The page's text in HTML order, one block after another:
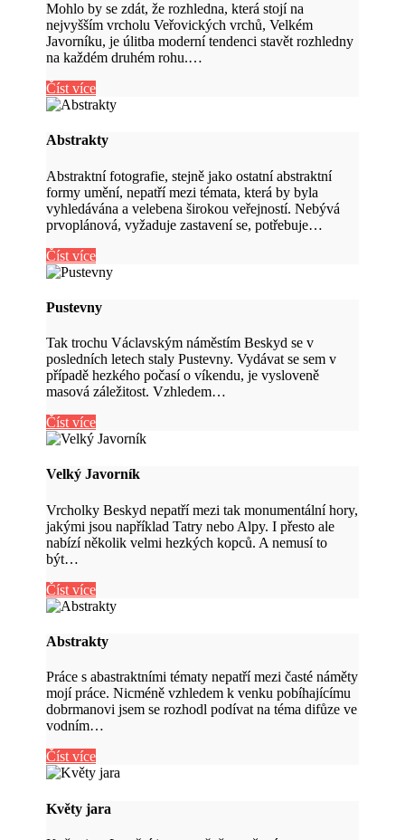
Mohlo by se zdát, že rozhledna, která stojí na
nejvyšším vrcholu Veřovických vrchů, Velkém
Javorníku, je úlitba moderní tendenci stavět rozhledny
na každém druhém rohu.…
Číst více
Abstrakty
Abstraktní fotografie, stejně jako ostatní abstraktní
formy umění, nepatří mezi témata, která by byla
vyhledávána a velebena širokou veřejností. Nebývá
prvoplánová, vyžaduje zastavení se, potřebuje…
Číst více
Pustevny
Tak trochu Václavským náměstím Beskyd se v
posledních letech staly Pustevny. Vydávat se sem v
případě hezkého počasí o víkendu, je vysloveně
masová záležitost. Vzhledem…
Číst více
Velký Javorník
Vrcholky Beskyd nepatří mezi tak monumentální hory,
jakými jsou například Tatry nebo Alpy. I přesto ale
nabízí několik velmi hezkých kopců. A nemusí to
být…
Číst více
Abstrakty
Práce s abastraktními tématy nepatří mezi časté náměty
mojí práce. Nicméně vzhledem k venku pobíhajícímu
dobrmanovi jsem se rozhodl podívat na téma difůze ve
vodním…
Číst více
Květy jara